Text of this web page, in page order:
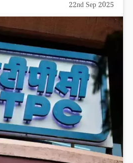
22nd Sep 2025